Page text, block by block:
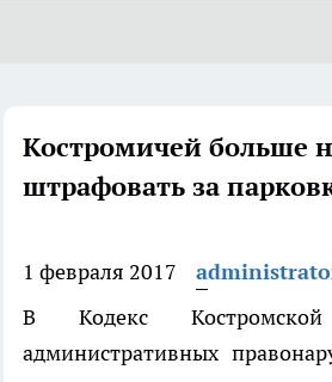
Костромичей больше
штрафовать за
1 февраля 2017
В Кодекс
административных